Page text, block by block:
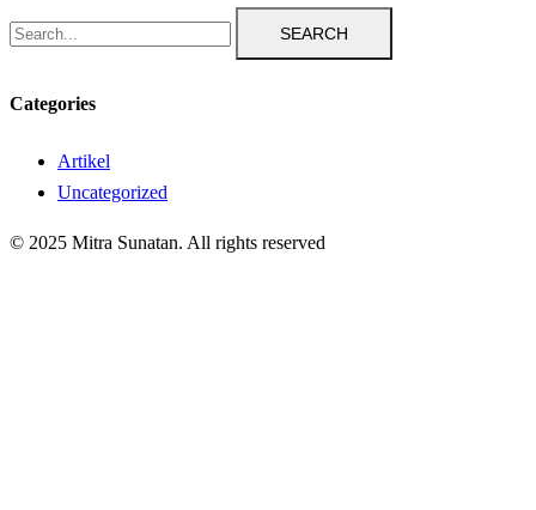
SEARCH
Categories
Artikel
Uncategorized
© 2025 Mitra Sunatan. All rights reserved